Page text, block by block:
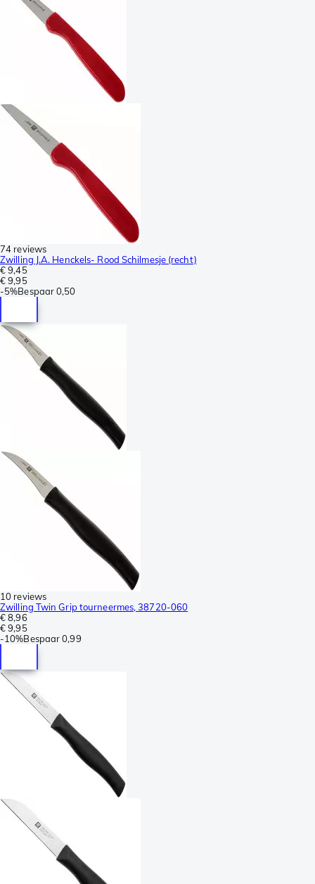
74 reviews
Zwilling J.A. Henckels- Rood Schilmesje (recht)
€ 9,45
€ 9,95
-5%Bespaar0,50
10 reviews
Zwilling Twin Grip tourneermes, 38720-060
€ 8,96
€ 9,95
-10%Bespaar 0,99